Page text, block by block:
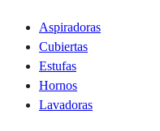
Aspiradoras
Cubiertas
Estufas
Hornos
Lavadoras